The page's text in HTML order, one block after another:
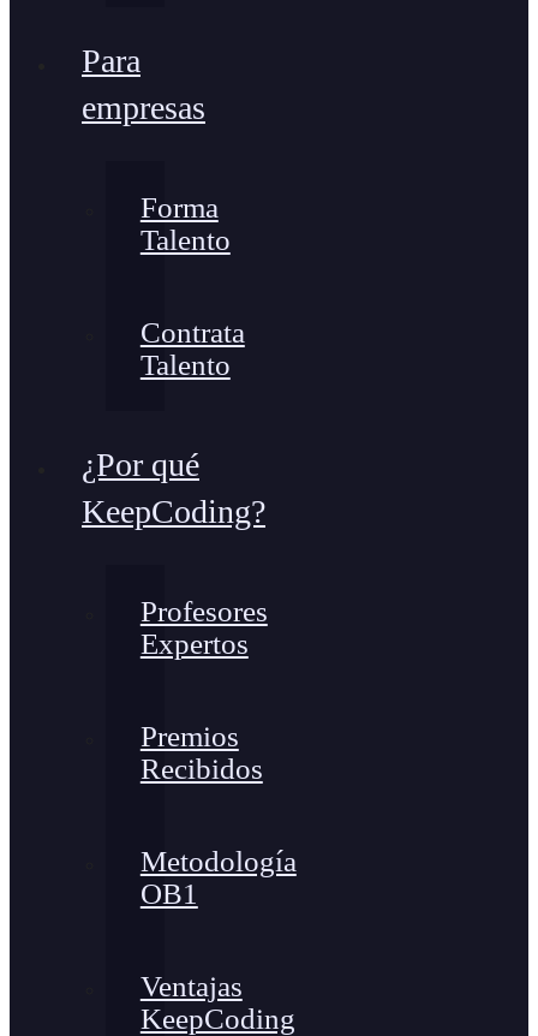
Para
empresas
Forma
Talento
Contrata
Talento
¿Por qué
KeepCoding?
Profesores
Expertos
Premios
Recibidos
Metodología
OB1
Ventajas
KeepCoding